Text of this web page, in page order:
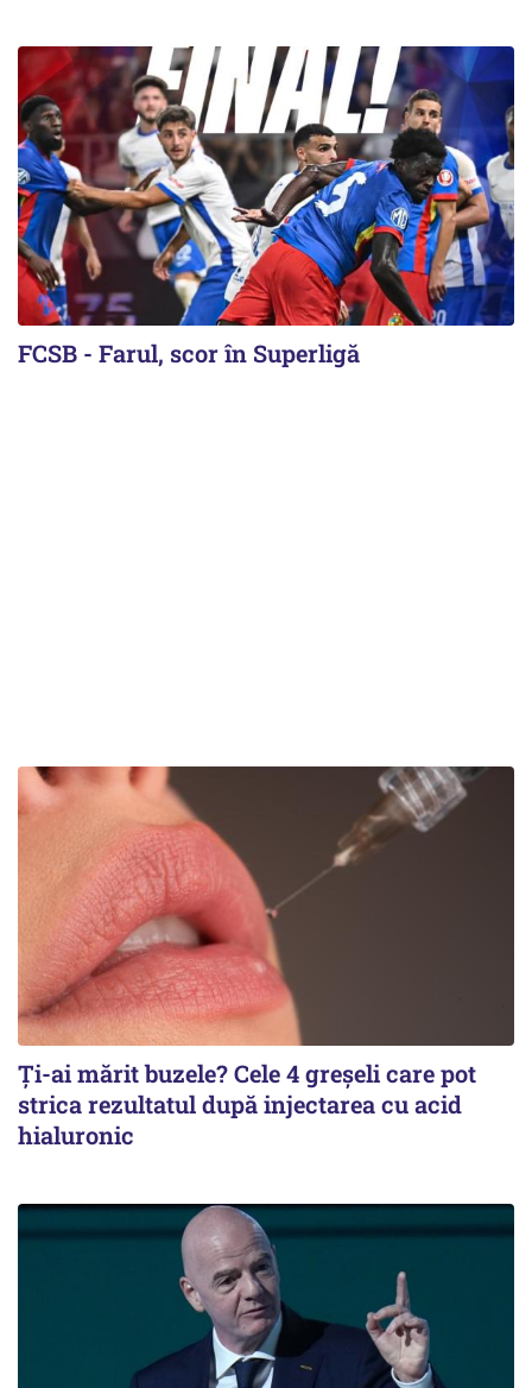
FCSB - Farul, scor în Superligă
Ți-ai mărit buzele? Cele 4 greșeli care pot
strica rezultatul după injectarea cu acid
hialuronic